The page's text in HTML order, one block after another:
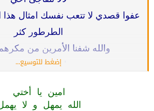
عفوا قصدي لا تتعب نفسك امثال هذا
الطرطور كثر
والله شفنا الأمرين من
لعنة الله عليهم
؟
إضغط للتوسيع...
امين يا أختي
الله يمهل و لا